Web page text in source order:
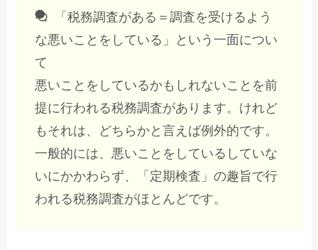
「税務調査がある＝調査を受けるよう
な悪いことをしている」という一面につい
て
悪いことをしているかもしれないことを前
提に行われる税務調査があります。けれど
もそれは、どちらかと言えば例外的です。
一般的には、悪いことをしているしていな
いにかかわらず、「定期検査」の趣旨で行
われる税務調査がほとんどです。